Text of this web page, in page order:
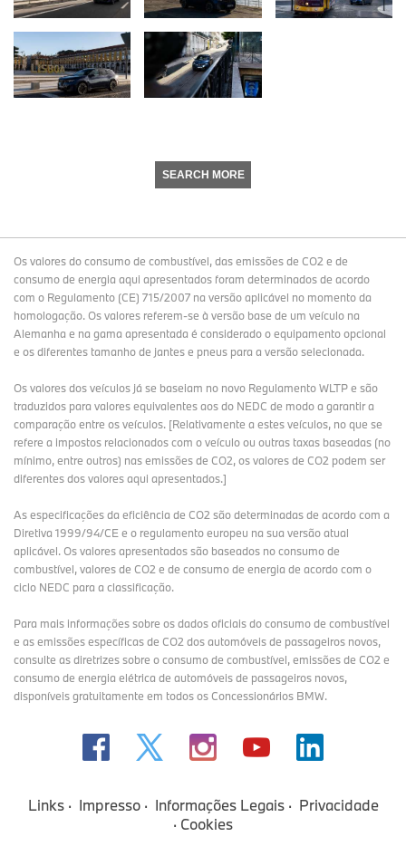
SEARCH MORE
Os valores do consumo de combustível, das emissões de CO2 e de
consumo de energia aqui apresentados foram determinados de acordo
com o Regulamento (CE) 715/2007 na versão aplicável no momento da
homologação. Os valores referem-se à versão base de um veículo na
Alemanha e na gama apresentada é considerado o equipamento opcional
e os diferentes tamanho de jantes e pneus para a versão selecionada.
Os valores dos veículos já se baseiam no novo Regulamento WLTP e são
traduzidos para valores equivalentes aos do NEDC de modo a garantir a
comparação entre os veículos. [Relativamente a estes veículos, no que se
refere a impostos relacionados com o veículo ou outras taxas baseadas (no
mínimo, entre outros) nas emissões de CO2, os valores de CO2 podem ser
diferentes dos valores aqui apresentados.]
As especificações da eficiência de CO2 são determinadas de acordo com a
Diretiva 1999/94/CE e o regulamento europeu na sua versão atual
aplicável. Os valores apresentados são baseados no consumo de
combustível, valores de CO2 e de consumo de energia de acordo com o
ciclo NEDC para a classificação.
Para mais informações sobre os dados oficiais do consumo de combustível
e as emissões específicas de CO2 dos automóveis de passageiros novos,
consulte as diretrizes sobre o consumo de combustível, emissões de CO2 e
consumo de energia elétrica de automóveis de passageiros novos,
disponíveis gratuitamente em todos os Concessionários BMW.
Links Impresso Informações Legais
Privacidade
Cookies